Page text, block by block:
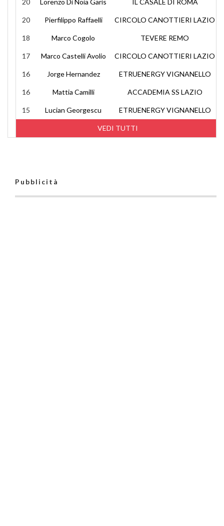
VEDI TUTTI
20 Lorenzo Di Noia Garis IL CASALE DI ROMA
20 Pierfilippo Raffaelli CIRCOLO CANOTTIERI LAZIO
18 Marco Cogolo TEVERE REMO
17 Marco Castelli Avolio CIRCOLO CANOTTIERI LAZIO
16 Jorge Hernandez ETRUENERGY VIGNANELLO
16 Mattia Camilli ACCADEMIA SS LAZIO
15 Lucian Georgescu ETRUENERGY VIGNANELLO
Pubblicità